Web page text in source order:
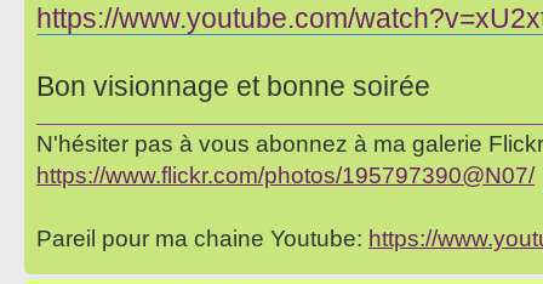
https://www.youtube.com/
Bon visionnage et bonne soirée
N'hésiter pas à vous abonnez à ma galerie
https://www.flickr.com/photos/195797390@N07/
Pareil pour ma chaine Youtube: https://